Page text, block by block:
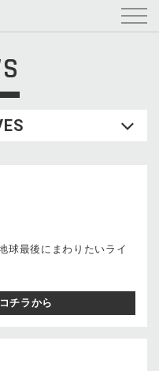
球最後にまわりたいライ
チラから